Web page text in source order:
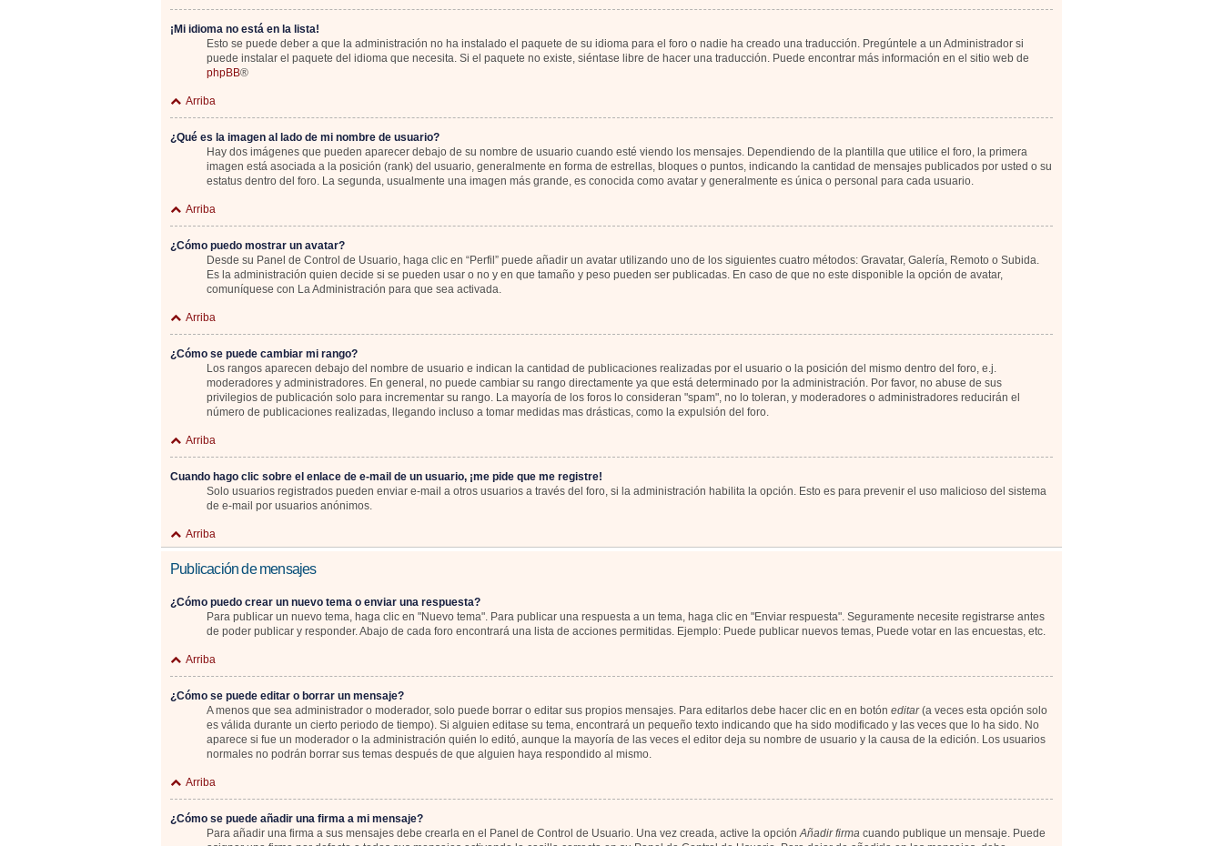
¡Mi idioma no está en la lista!
Esto se puede deber a que la administración no ha instalado el paquete de su idioma para el foro o nadie ha creado una traducción. Pregúntele a un Administrador si
puede instalar el paquete del idioma que necesita. Si el paquete no existe, siéntase libre de hacer una traducción. Puede encontrar más información en el sitio web de
phpBB®
Arriba
¿Qué es la imagen al lado de mi nombre de usuario?
Hay dos imágenes que pueden aparecer debajo de su nombre de usuario cuando esté viendo los mensajes. Dependiendo de la plantilla que utilice el foro, la primera
imagen está asociada a la posición (rank) del usuario, generalmente en forma de estrellas, bloques o puntos, indicando la cantidad de mensajes publicados por usted o su
estatus dentro del foro. La segunda, usualmente una imagen más grande, es conocida como avatar y generalmente es única o personal para cada usuario.
Arriba
¿Cómo puedo mostrar un avatar?
Desde su Panel de Control de Usuario, haga clic en “Perfil” puede añadir un avatar utilizando uno de los siguientes cuatro métodos: Gravatar, Galería, Remoto o Subida.
Es la administración quien decide si se pueden usar o no y en que tamaño y peso pueden ser publicadas. En caso de que no este disponible la opción de avatar,
comuníquese con La Administración para que sea activada.
Arriba
¿Cómo se puede cambiar mi rango?
Los rangos aparecen debajo del nombre de usuario e indican la cantidad de publicaciones realizadas por el usuario o la posición del mismo dentro del foro, e.j.
moderadores y administradores. En general, no puede cambiar su rango directamente ya que está determinado por la administración. Por favor, no abuse de sus
privilegios de publicación solo para incrementar su rango. La mayoría de los foros lo consideran "spam", no lo toleran, y moderadores o administradores reducirán el
número de publicaciones realizadas, llegando incluso a tomar medidas mas drásticas, como la expulsión del foro.
Arriba
Cuando hago clic sobre el enlace de e-mail de un usuario, ¡me pide que me registre!
Solo usuarios registrados pueden enviar e-mail a otros usuarios a través del foro, si la administración habilita la opción. Esto es para prevenir el uso malicioso del sistema
de e-mail por usuarios anónimos.
Arriba
Publicación de mensajes
¿Cómo puedo crear un nuevo tema o enviar una respuesta?
Para publicar un nuevo tema, haga clic en "Nuevo tema". Para publicar una respuesta a un tema, haga clic en "Enviar respuesta". Seguramente necesite registrarse antes
de poder publicar y responder. Abajo de cada foro encontrará una lista de acciones permitidas. Ejemplo: Puede publicar nuevos temas, Puede votar en las encuestas, etc.
Arriba
¿Cómo se puede editar o borrar un mensaje?
A menos que sea administrador o moderador, solo puede borrar o editar sus propios mensajes. Para editarlos debe hacer clic en en botón editar(a veces esta opción solo
es válida durante un cierto periodo de tiempo). Si alguien editase su tema, encontrará un pequeño texto indicando que ha sido modificado y las veces que lo ha sido. No
aparece si fue un moderador o la administración quién lo editó, aunque la mayoría de las veces el editor deja su nombre de usuario y la causa de la edición. Los usuarios
normales no podrán borrar sus temas después de que alguien haya respondido al mismo.
Arriba
¿Cómo se puede añadir una firma a mi mensaje?
Para añadir una firma a sus mensajes debe crearla en el Panel de Control de Usuario. Una vez creada, active la opciónAñadir firma cuando publique un mensaje. Puede